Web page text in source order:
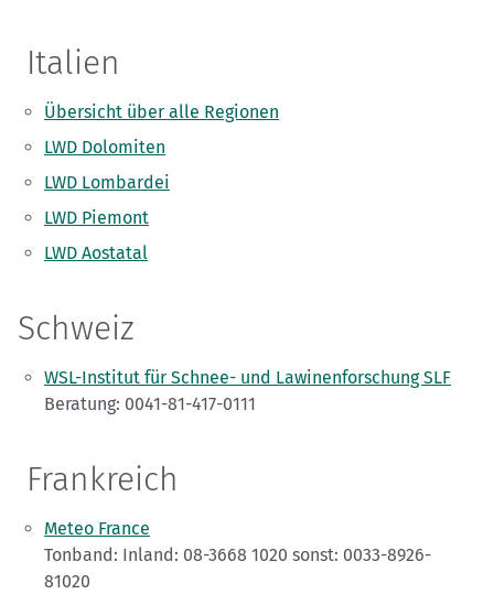
Italien
Übersicht über alle Regionen
LWD Dolomiten
LWD Lombardei
LWD Piemont
LWD Aostatal
Schweiz
WSL-Institut für Schnee- und Lawinenforschung SLF
Beratung: 0041-81-417-0111
Frankreich
Meteo France
Tonband: Inland: 08-3668 1020 sonst: 0033-8926-
81020